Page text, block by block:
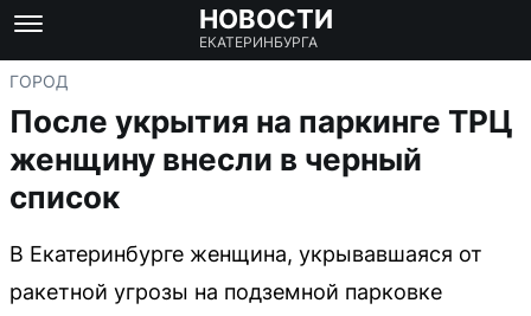
НОВОСТИ
ЕКАТЕРИНБУРГА
ГОРОД
После укрытия на паркинге ТРЦ
женщину внесли в черный
список
В Екатеринбурге женщина, укрывавшаяся от
ракетной угрозы на подземной парковке